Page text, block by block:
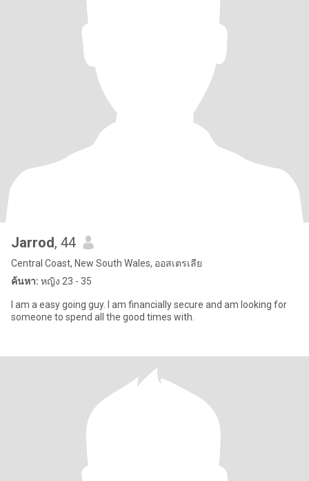
Jarrod, 44
Central Coast, New South Wales, ออสเตรเลีย
ค้นหา: หญิง 23 - 35
I am a easy going guy. I am financially secure and am looking for
someone to spend all the good times with.